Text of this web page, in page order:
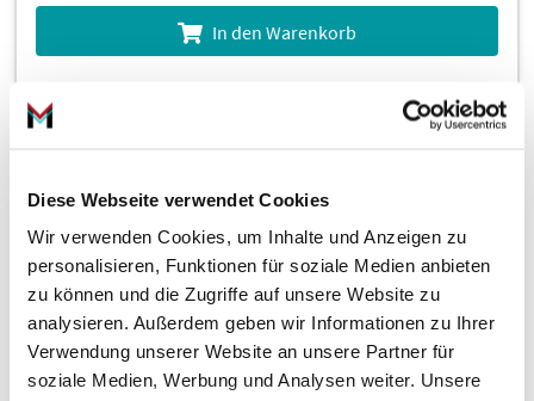
Diese Webseite verwendet Cookies
Wir verwenden Cookies, um Inhalte und Anzeigen zu
personalisieren, Funktionen für soziale Medien anbieten
zu können und die Zugriffe auf unsere Website zu
analysieren. Außerdem geben wir Informationen zu Ihrer
Verwendung unserer Website an unsere Partner für
soziale Medien, Werbung und Analysen weiter. Unsere
In den Warenkorb
56